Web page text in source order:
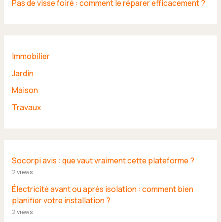
Pas de visse foiré : comment le réparer efficacement ?
Immobilier
Jardin
Maison
Travaux
Socorpi avis : que vaut vraiment cette plateforme ?
2 views
Électricité avant ou après isolation : comment bien
planifier votre installation ?
2 views